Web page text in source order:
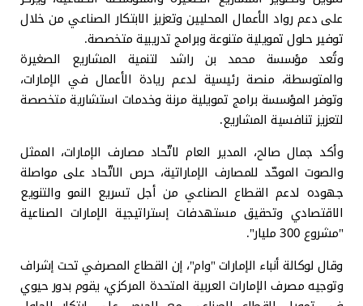
على دعم رواد الأعمال المحليين وتعزيز الابتكار الصناعي من خلال
توفير حلول تمويلية متنوعة وبرامج تدريبية متخصصة.
وتُعد مؤسسة محمد بن راشد لتنمية المشاريع الصغيرة
والمتوسطة، منصة رئيسية لدعم ريادة الأعمال في الإمارات،
وتوفر المؤسسة برامج تمويلية مرنة وخدمات استشارية متخصصة
لتعزيز تنافسية المشاريع.
وأكد جمال صالح، المدير العام لاتّحاد مصارف الإمارات، الممثل
والصوت الموحّد للمصارف الإماراتية، حرص الاتّحاد على مواصلة
جهوده لدعم القطاع الصناعي من أجل تسريع النمو والتنويع
الاقتصادي وتحقيق مستهدفات إستراتيجية الإمارات الصناعية
"مشروع 300 مليار".
وقال لوكالة أنباء الإمارات "وام"، إن القطاع المصرفي تحت إشراف
وتوجيه مصرف الإمارات العربية المتحدة المركزي، يقوم بدور حيوي